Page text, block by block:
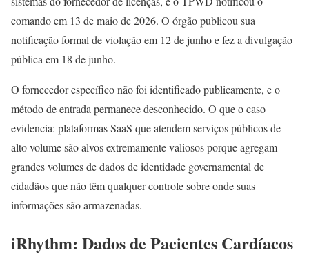
comando em 13 de maio de 2026. O órgão publicou sua
notificação formal de violação em 12 de junho e fez a divulgação
pública em 18 de junho.
O fornecedor específico não foi identificado publicamente, e o
método de entrada permanece desconhecido. O que o caso
evidencia: plataformas SaaS que atendem serviços públicos de
alto volume são alvos extremamente valiosos porque agregam
grandes volumes de dados de identidade governamental de
cidadãos que não têm qualquer controle sobre onde suas
informações são armazenadas.
iRhythm: Dados de Pacientes Cardíacos